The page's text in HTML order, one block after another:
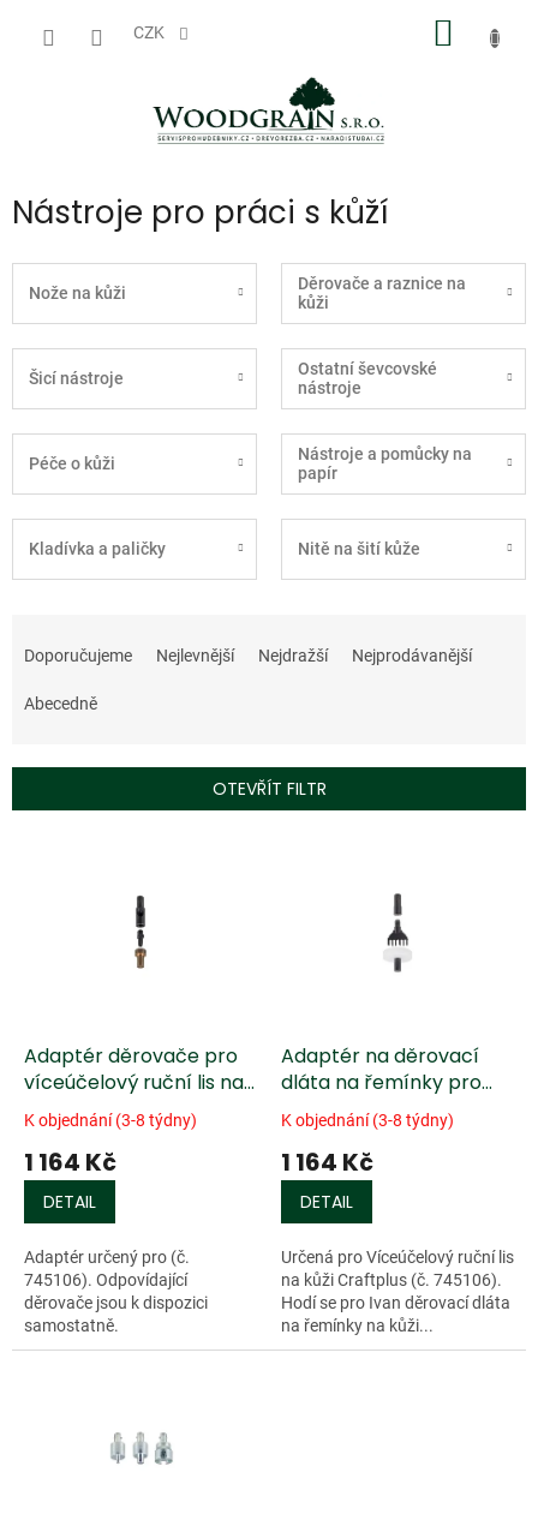
CZK
Nástroje pro práci s kůží
Nože na kůži
Děrovače a raznice na
kůži
Šicí nástroje
Ostatní ševcovské
nástroje
Péče o kůži
Nástroje a pomůcky na
papír
Kladívka a paličky Nitě na šití kůže
a
e
í
r
Doporučujeme Nejlevnější Nejdražší Nejprodávanější
Abecedně
OTEVŘÍT FILTR
d
u
Adaptér děrovače pro
víceúčelový ruční lis na
kůži Craftplus
K objednání (3-8 týdny)
1 164 Kč
DETAIL
Adaptér určený pro (č.
745106). Odpovídající
děrovače jsou k dispozici
samostatně.
Video: Craftplus® Leather...
Adaptér na děrovací
dláta na řemínky pro
víceúčelový ruční lis na
kůži Craftplus
K objednání (3-8 týdny)
1 164 Kč
DETAIL
Určená pro Víceúčelový ruční lis
na kůži Craftplus (č. 745106).
Hodí se pro Ivan děrovací dláta
na řemínky na kůži...